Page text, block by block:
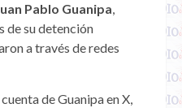
Pablo Guanipa,
de su detención
a través de redes
de Guanipa en X,